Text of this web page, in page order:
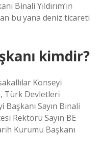
Binali Yıldırım’ın
bu yana deniz ticareti
kimdir?
Konseyi
Türk Devletleri
Başkanı Sayın Binali
Rektörü Sayın BE
Kurumu Başkanı